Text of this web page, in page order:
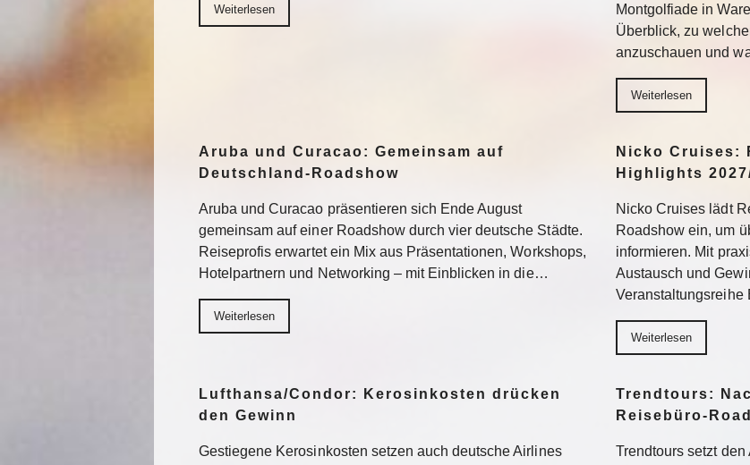
Weiterlesen
Montgolfiade in
Überblick, zu
anzuschauen und
Weiterlesen
Aruba und Curacao: Gemeinsam auf
Deutschland-Roadshow
Aruba und Curacao präsentieren sich Ende August
gemeinsam auf einer Roadshow durch vier deutsche Städte.
Reiseprofis erwartet ein Mix aus Präsentationen, Workshops,
Hotelpartnern und Networking – mit Einblicken in die…
Weiterlesen
Nicko Cruises:
Highlights
Nicko Cruises lädt
Roadshow ein, um
informieren. Mit
Austausch und
Weiterlesen
Lufthansa/Condor: Kerosinkosten drücken
den Gewinn
Gestiegene Kerosinkosten setzen auch deutsche Airlines
Trendtours:
Reisebüro-
Trendtours setzt